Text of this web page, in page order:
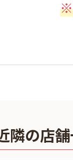
※
隣の店